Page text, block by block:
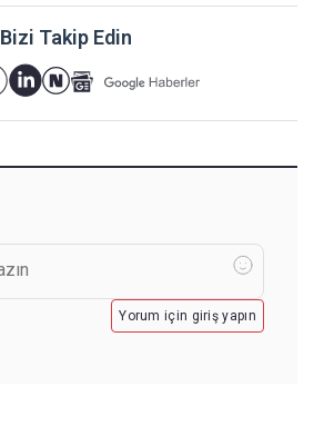
Bizi Takip Edin
Yorum için giriş yapın